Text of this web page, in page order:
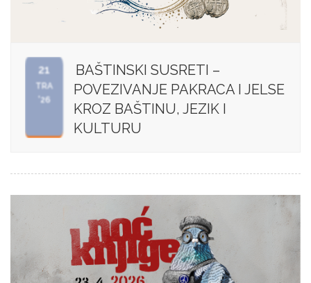
21
TRA
'26
BAŠTINSKI SUSRETI –
POVEZIVANJE PAKRACA I JELSE
KROZ BAŠTINU, JEZIK I
KULTURU